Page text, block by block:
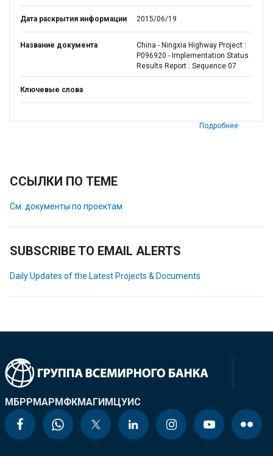
Дата раскрытия информации 2015/06/19
Название документа
China - Ningxia Highway Project :
P096920 - Implementation Status
Results Report : Sequence 07
Ключевые слова
Подробнее
ССЫЛКИ ПО ТЕМЕ
См. документы по проектам
SUBSCRIBE TO EMAIL ALERTS
Daily Updates of the Latest Projects & Documents
МБРРМАРМФКМАГИМЦУИС